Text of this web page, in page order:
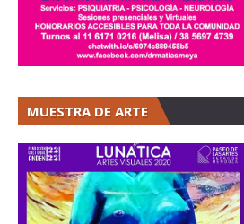
MUESTRA DE ARTE